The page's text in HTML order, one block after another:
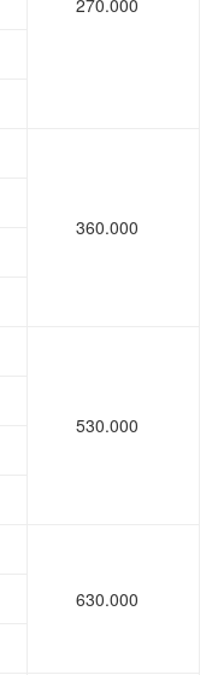
270.000
360.000
530.000
630.000